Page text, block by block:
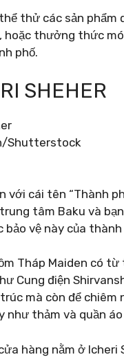
thử các sản phẩm
hoặc thưởng thức
phố.
SHEHER
Shutterstock
cái tên “Thành
tâm Baku và
bảo vệ này của thành
Tháp Maiden có
Cung điện
mà còn để chiêm
như thảm và quần
hàng nằm ở Icheri